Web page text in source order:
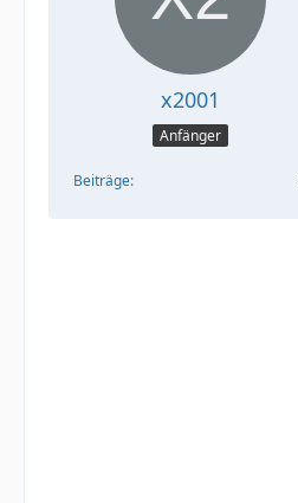
x2001
Anfänger
Beiträge